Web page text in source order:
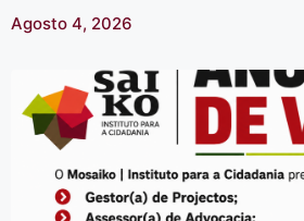
Agosto 4, 2026